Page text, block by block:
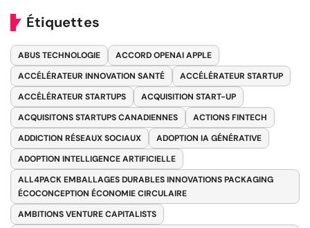
Étiquettes
ABUS TECHNOLOGIE
ACCORD OPENAI APPLE
ACCÉLÉRATEUR INNOVATION SANTÉ
ACCÉLÉRATEUR STARTUP
ACCÉLÉRATEUR STARTUPS
ACQUISITION START-UP
ACQUISITONS STARTUPS CANADIENNES
ACTIONS FINTECH
ADDICTION RÉSEAUX SOCIAUX
ADOPTION IA GÉNÉRATIVE
ADOPTION INTELLIGENCE ARTIFICIELLE
ALL4PACK EMBALLAGES DURABLES INNOVATIONS PACKAGING
ÉCOCONCEPTION ÉCONOMIE CIRCULAIRE
AMBITIONS VENTURE CAPITALISTS